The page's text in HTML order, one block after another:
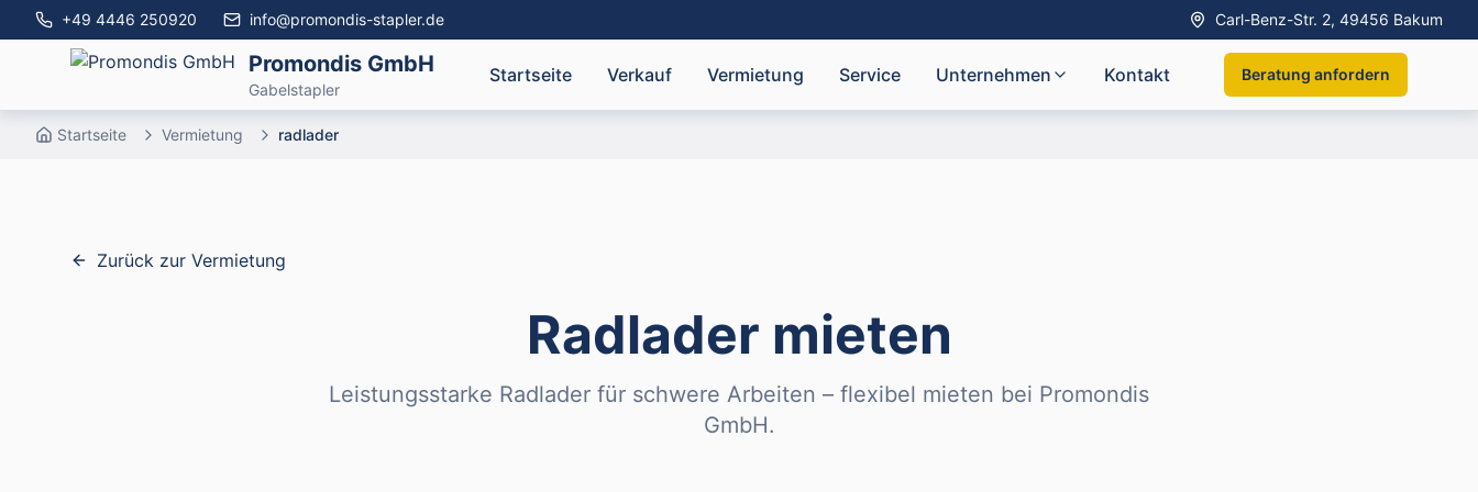
+49 4446 250920 info@promondis-stapler.de Carl-Benz-Str. 2, 49456 Bakum
Promondis GmbH
Gabelstapler
Startseite Verkauf Vermietung Service Unternehmen Kontakt Beratung anfordern
Startseite Vermietung radlader
Zurück zur Vermietung
Radlader mieten
Leistungsstarke Radlader für schwere Arbeiten – flexibel mieten bei Promondis
GmbH.